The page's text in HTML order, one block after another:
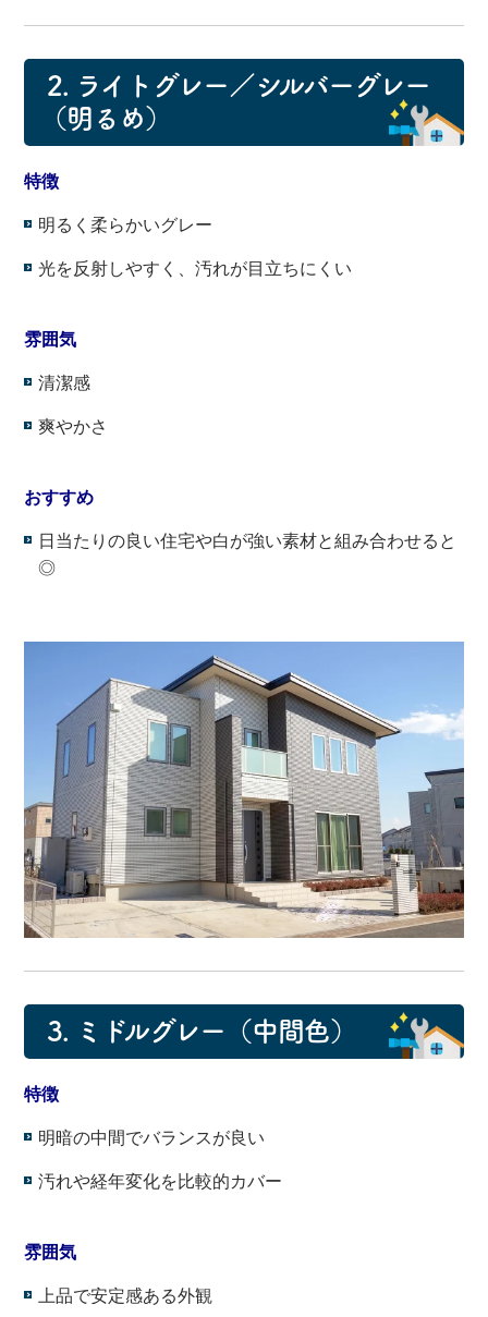
2. ライトグレー／シルバーグレー
（明るめ）
特徴
明るく柔らかいグレー
光を反射しやすく、汚れが目立ちにくい
雰囲気
清潔感
爽やかさ
おすすめ
日当たりの良い住宅や白が強い素材と組み合わせると
◎
3. ミドルグレー（中間色）
特徴
明暗の中間でバランスが良い
汚れや経年変化を比較的カバー
雰囲気
上品で安定感ある外観